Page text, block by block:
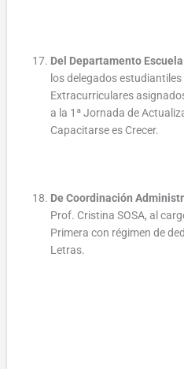
Del Departamento
los delegados
Extracurriculares
a la 1ª Jornada de
Capacitarse es Crecer.
De Coordinación
Prof. Cristina SOSA, al
Primera con régimen de
Letras.